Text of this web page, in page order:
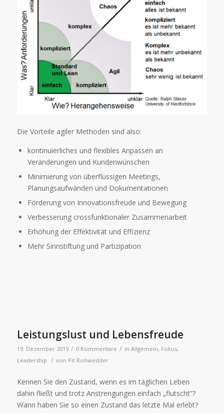
Die Vorteile agiler Methoden sind also:
kontinuierliches und flexibles Anpassen an
Veränderungen und Kundenwünschen
Minimierung von überflüssigen Meetings,
Planungsaufwänden und Dokumentationen
Förderung von Innovationsfreude und Bewegung
Verbesserung crossfunktionaler Zusammenarbeit
Erhöhung der Effektivität und Effizienz
Mehr Sinnstiftung und Partizipation
Leistungslust und Lebensfreude
19. Dezember 2019 / 0 Kommentare / in Allgemein, Fokus,
Leadership / von Pit Rohwedder
Kennen Sie den Zustand, wenn es im täglichen Leben
dahin fließt und trotz Anstrengungen einfach „flutscht“?
Wann haben Sie so einen Zustand das letzte Mal erlebt?